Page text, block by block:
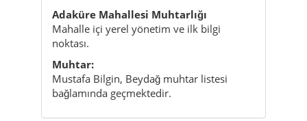
Adaküre Mahallesi Muhtarlığı
Mahalle içi yerel yönetim ve ilk bilgi
noktası.
Muhtar:
Mustafa Bilgin, Beydağ muhtar listesi
bağlamında geçmektedir.